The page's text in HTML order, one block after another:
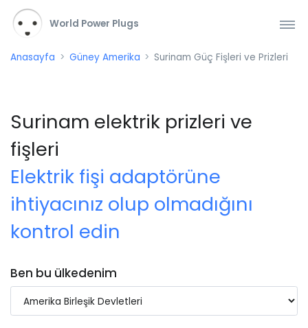
World Power Plugs
Anasayfa Güney Amerika Surinam Güç Fişleri ve Prizleri
Surinam elektrik prizleri ve
fişleri
Elektrik fişi adaptörüne
ihtiyacınız olup olmadığını
kontrol edin
Ben bu ülkedenim